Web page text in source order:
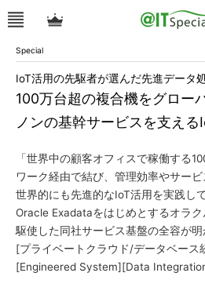
Special
100万台超の複合機をグロー
ノンの基幹サービスを支え
IoT活用の先駆者が選んだ先進データ
「世界中の顧客オフィスで稼働する
ワーク経由で結び、管理効率やサー
世界的にも先進的なIoT活用を実践し
Oracle Exadataをはじめとするオラ
駆使した同社サービス基盤の全容が
[プライベートクラウド/データベース
[Engineered System][Data